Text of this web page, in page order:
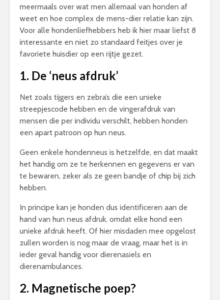
meermaals over wat men allemaal van honden af
weet en hoe complex de mens-dier relatie kan zijn.
Voor alle hondenliefhebbers heb ik hier maar liefst 8
interessante en niet zo standaard feitjes over je
favoriete huisdier op een rijtje gezet.
1. De ‘neus afdruk’
Net zoals tijgers en zebra’s die een unieke
streepjescode hebben en de vingerafdruk van
mensen die per individu verschilt, hebben honden
een apart patroon op hun neus.
Geen enkele hondenneus is hetzelfde, en dat maakt
het handig om ze te herkennen en gegevens er van
te bewaren, zeker als ze geen bandje of chip bij zich
hebben.
In principe kan je honden dus identificeren aan de
hand van hun neus afdruk, omdat elke hond een
unieke afdruk heeft. Of hier misdaden mee opgelost
zullen worden is nog maar de vraag, maar het is in
ieder geval handig voor dierenasiels en
dierenambulances.
2. Magnetische poep?